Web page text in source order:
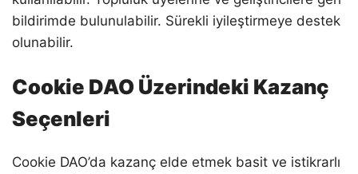
bildirimde bulunulabilir. Sürekli iyileştirmeye destek
olunabilir.
Cookie DAO Üzerindeki Kazanç
Seçenleri
Cookie DAO’da kazanç elde etmek basit ve istikrarlı